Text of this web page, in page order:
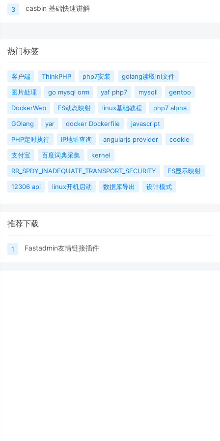
3 casbin 基础快速讲解
热门标签
客户端 ThinkPHP php7安装
golang读取ini文件
图片处理
go mysql orm yaf php7 mysqli
gentoo
DockerWeb
ES动态映射 linux基础教程
php7 alpha
GOlang
yar docker Dockerfile
javascript
PHP定时执行
IP地址查询 angularjs provider
cookie
支付宝
百度词典采集
kernel
RR_SPDY_INADEQUATE_TRANSPORT_SECURITY
ES显示映射
12306 api
linux开机启动 数据库导出 设计模式
推荐下载
1 Fastadmin友情链接插件